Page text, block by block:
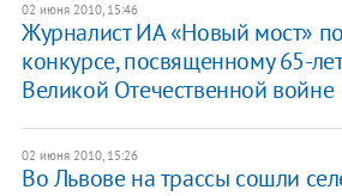
02 июня 2010, 15:46
Журналист ИА «Новый мост»
конкурсе, посвященному 65-
Великой Отечественной войне
02 июня 2010, 15:26
Во Львове на трассы сошли